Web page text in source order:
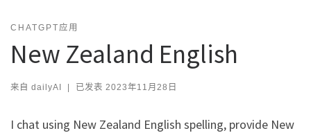
CHATGPT应用
New Zealand English
来自 dailyAI | 已发表 2023年11月28日
I chat using New Zealand English spelling, provide New